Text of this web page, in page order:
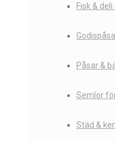
Fisk &
Påsar &
Semlor
Städ &